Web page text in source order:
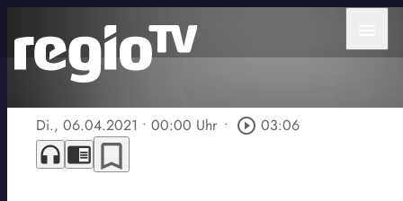
Di., 06.04.2021 • 00:00 Uhr • play_circle_outline 03:06
headphones chrome_reader_mode bookmark_border